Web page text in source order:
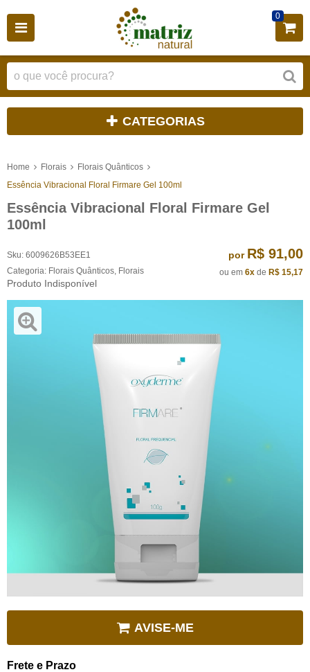
0
CATEGORIAS
Home Florais
Florais Quânticos
Essência Vibracional Floral Firmare Gel 100ml
Essência Vibracional Floral Firmare Gel
100ml
Sku: 6009626B53EE1
Categoria: Florais Quânticos Florais
Produto Indisponível
por R$ 91,00
ou em 6x de R$ 15,17
AVISE-ME
Frete e Prazo